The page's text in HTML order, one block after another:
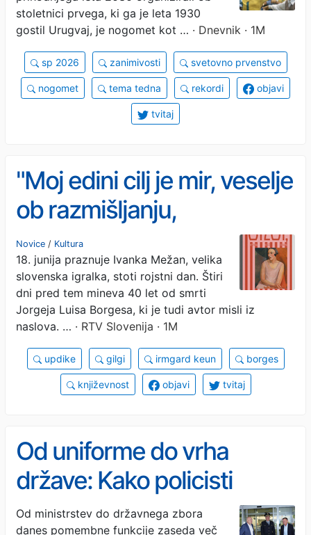
prvenstev
stoletnici prvega, ki ga je leta 1930
gostil Urugvaj, je nogomet kot … · Dnevnik · 1M
sp 2026 zanimivosti svetovno prvenstvo
nogomet tema tedna rekordi objavi
tvitaj
"Moj edini cilj je mir, veselje
ob razmišljanju,
prijateljstvo, da ljubim in da
sem ljubljen"
Novice / Kultura
18. junija praznuje Ivanka Mežan, velika
slovenska igralka, stoti rojstni dan. Štiri
dni pred tem mineva 40 let od smrti
Jorgeja Luisa Borgesa, ki je tudi avtor misli iz
naslova. … · RTV Slovenija · 1M
updike gilgi irmgard keun borges
književnost objavi tvitaj
Od uniforme do vrha
države: Kako policisti
vstopajo v politiko
Od ministrstev do državnega zbora
danes pomembne funkcije zaseda več